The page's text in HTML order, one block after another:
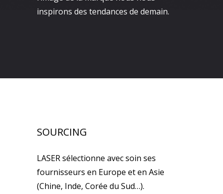
inspirons des tendances de demain.
SOURCING
LASER sélectionne avec soin ses
fournisseurs en Europe et en Asie
(Chine, Inde, Corée du Sud…).